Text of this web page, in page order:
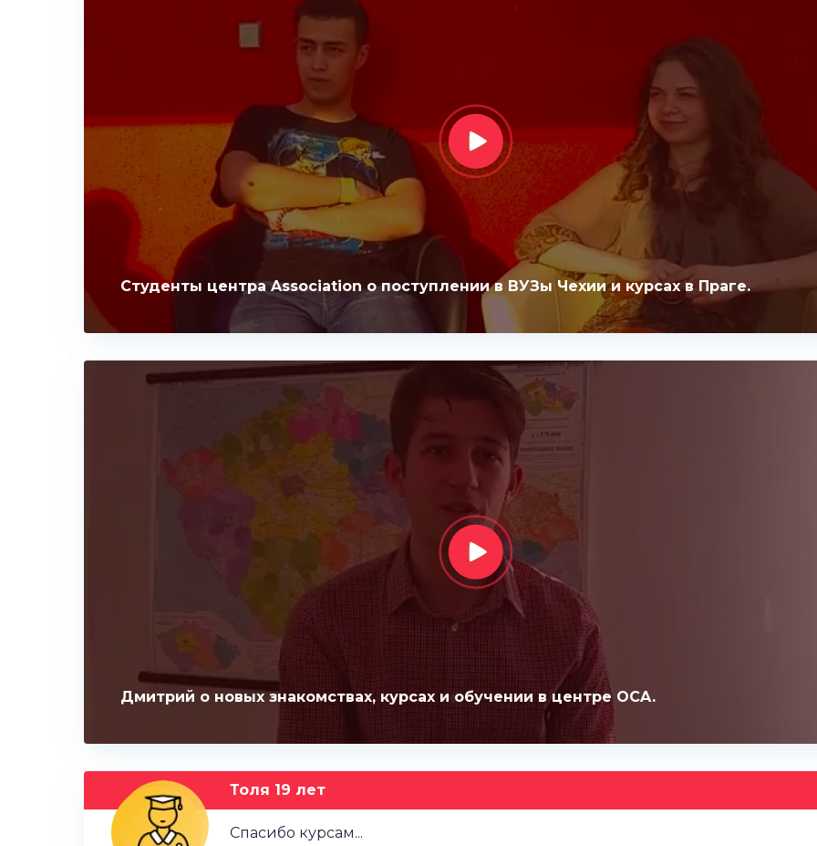
Студенты центра Association о поступлении в ВУЗы Чехии и курсах в Праге.
Дмитрий о новых знакомствах, курсах и обучении в центре OCA.
Толя 19 лет
Спасибо курсам...